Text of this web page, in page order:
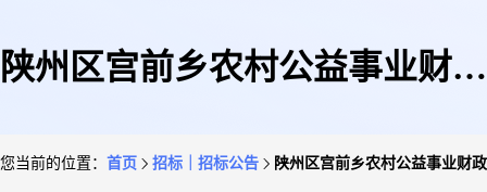
陕州区宫前乡农村公益事业财政
您当前的位置： 首页 招标｜招标公告 陕州区宫前乡农村公益事业财